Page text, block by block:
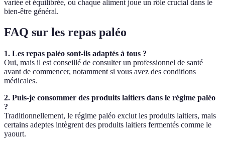
variée et équilibrée, où chaque aliment joue un rôle crucial dans le
bien-être général.
FAQ sur les repas paléo
1. Les repas paléo sont-ils adaptés à tous ?
Oui, mais il est conseillé de consulter un professionnel de santé
avant de commencer, notamment si vous avez des conditions
médicales.
2. Puis-je consommer des produits laitiers dans le régime paléo
?
Traditionnellement, le régime paléo exclut les produits laitiers, mais
certains adeptes intègrent des produits laitiers fermentés comme le
yaourt.